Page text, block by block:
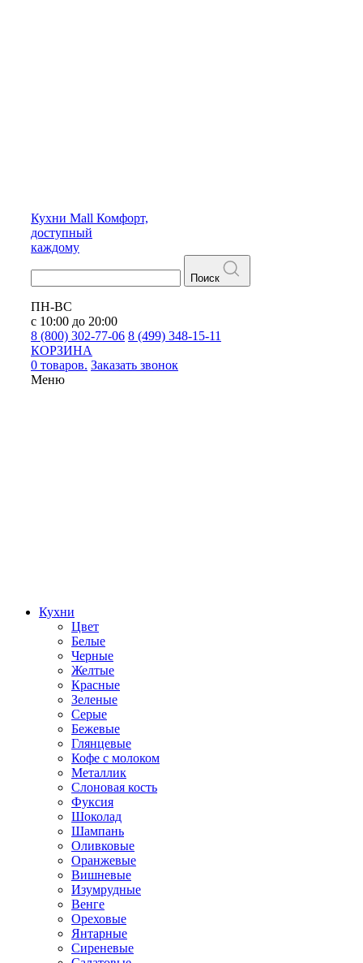
Кухни Mall Комфорт,
доступный
каждому
Поиск
ПН-ВС
с 10:00 до 20:00
8 (800) 302-77-06 8 (499) 348-15-11
КОРЗИНА
0 товаров. Заказать звонок
Меню
Кухни
Цвет
Белые
Черные
Желтые
Красные
Зеленые
Серые
Бежевые
Глянцевые
Кофе с молоком
Металлик
Слоновая кость
Фуксия
Шоколад
Шампань
Оливковые
Оранжевые
Вишневые
Изумрудные
Венге
Ореховые
Янтарные
Сиреневые